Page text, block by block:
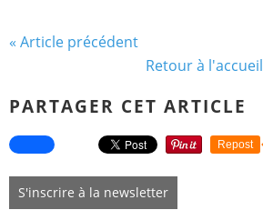
« Article précédent
Retour à l'accueil
PARTAGER CET ARTICLE
Repost
S'inscrire à la newsletter